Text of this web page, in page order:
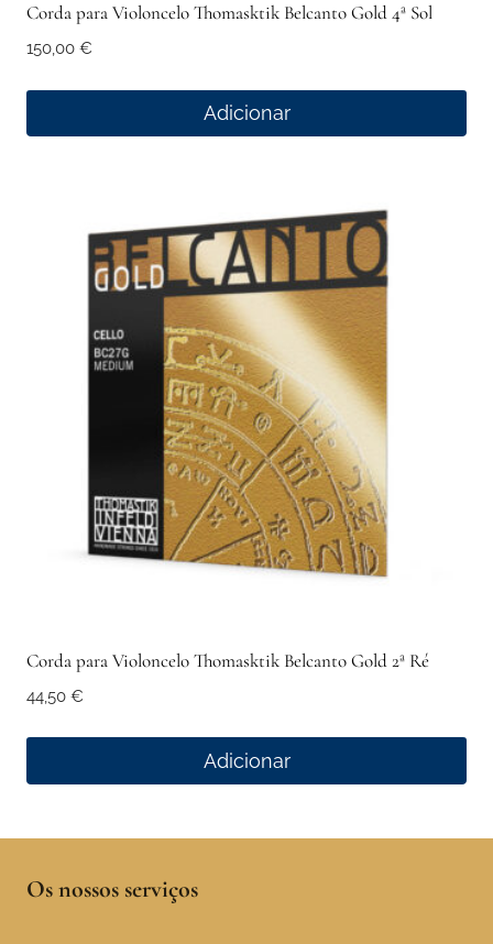
Corda para Violoncelo Thomasktik Belcanto Gold 4ª Sol
150,00 €
Adicionar
Corda para Violoncelo Thomasktik Belcanto Gold 2ª Ré
44,50 €
Adicionar
Os nossos serviços